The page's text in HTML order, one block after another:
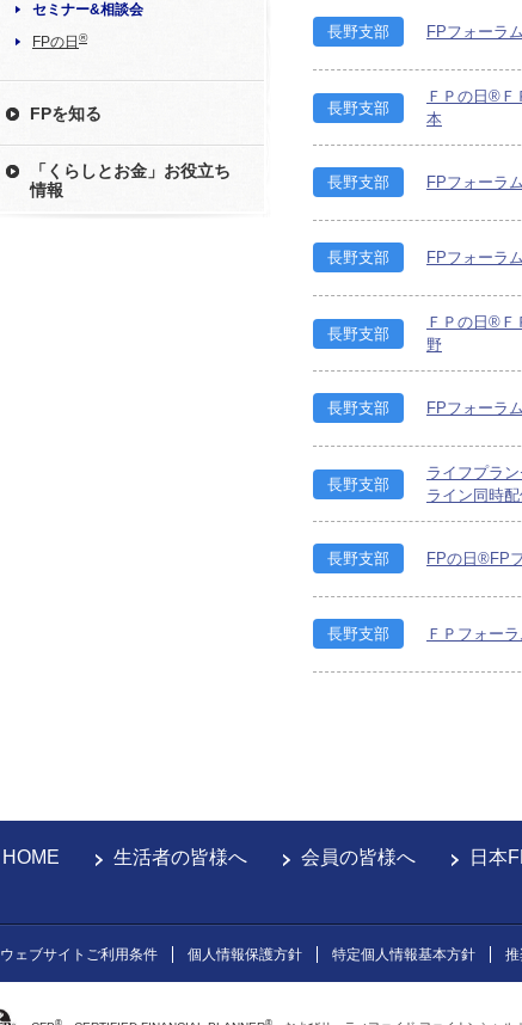
セミナー&相談会
FPの日 ®
FPを知る
「くらしとお金」お役立ち
情報
長野支部 FPフォーラ
長野支部
ＦＰの日®Ｆ
本
長野支部 FPフォーラ
長野支部 FPフォーラ
長野支部
ＦＰの日®Ｆ
野
長野支部 FPフォーラ
長野支部
ライフプラ
ライン同時配
長野支部 FPの日®FP
長野支部 ＦＰフォー
HOME 生活者の皆様へ 会員の皆様へ 日本
ウェブサイトご利用条件 個人情報保護方針 特定個人情報基本方針
® ®